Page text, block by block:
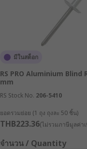
มีในสต็อก
RS PRO Aluminium Blind
mm
RS Stock No. 206-5410
ยอดรวมย่อย (1 ถุง ถุงละ 50 ชิ้น)
THB223.36(ไม่รวมภาษีมูลค่า
จำนวน / Quantity